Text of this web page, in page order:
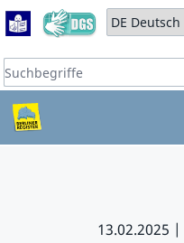
Zum Hauptbereich
Zum Hauptmenü springen
Sprache auswählen:
Suchbegriffe:
13.02.2025